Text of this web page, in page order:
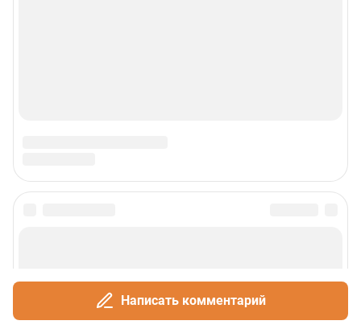
Написать комментарий